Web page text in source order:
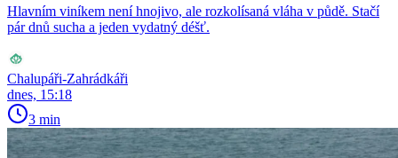
Hlavním viníkem není hnojivo, ale rozkolísaná vláha v půdě. Stačí
pár dnů sucha a jeden vydatný déšť.
Chalupáři-Zahrádkáři
dnes, 15:18
3 min